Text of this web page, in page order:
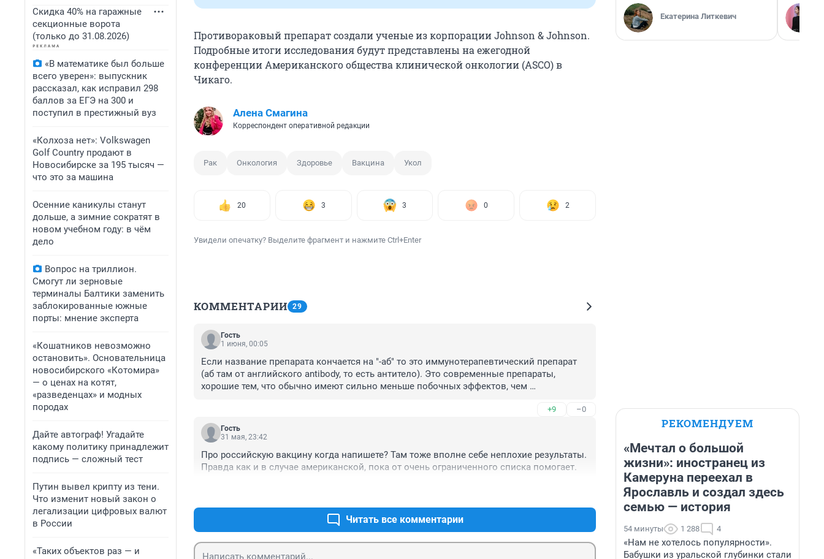
Скидка 40% на гаражные
секционные ворота
(только до 31.08.2026)
«В математике был больше
всего уверен»: выпускник
рассказал, как исправил 298
баллов за ЕГЭ на 300 и
поступил в престижный вуз
«Колхоза нет»: Volkswagen
Golf Сountry продают в
Новосибирске за 195 тысяч —
что это за машина
Осенние каникулы станут
дольше, а зимние сократят в
новом учебном году: в чём
дело
Вопрос на триллион.
Смогут ли зерновые
терминалы Балтики заменить
заблокированные южные
порты: мнение эксперта
«Кошатников невозможно
остановить». Основательница
новосибирского «Котомира»
— о ценах на котят,
«разведенцах» и модных
породах
Дайте автограф! Угадайте
какому политику принадлежит
подпись — сложный тест
Путин вывел крипту из тени.
Что изменит новый закон о
легализации цифровых валют
в России
«Таких объектов раз — и
Противораковый препарат создали ученые из корпорации Johnson & Johnson.
Подробные итоги исследования будут представлены на ежегодной
конференции Американского общества клинической онкологии (ASCO) в
Чикаго.
Алена Смагина
Корреспондент оперативной редакции
Рак Онкология Здоровье Вакцина Укол
20 3 3 0 2
Увидели опечатку? Выделите фрагмент и нажмите Ctrl+Enter
КОММЕНТАРИИ 29
Гость
1 июня, 00:05
Если название препарата кончается на "-аб" то это иммунотерапевтический препарат
(аб там от английского antibody, то есть антитело). Это современные препараты,
хорошие тем, что обычно имеют сильно меньше побочных эффектов, чем
сторона этой избирательности - что они чаще всего действуют только на некоторые
конкретные разновидности опухолей, а другие к ним не чувствительны. А
разновидностей опухолей известно десятки, если не сотни. Поэтому писать " учёные
слишком многим.
+9 –0
Гость
31 мая, 23:42
Про российскую вакцину когда напишете? Там тоже вполне себе неплохие результаты.
Правда как и в случае американской, пока от очень ограниченного списка помогает.
Читать все комментарии
Екатерина Литкевич
РЕКОМЕНДУЕМ
«Мечтал о большой
жизни»: иностранец из
Камеруна переехал в
Ярославль и создал здесь
семью — история
54 минуты 1 288 4
«Нам не хотелось популярности».
Бабушки из уральской глубинки стали